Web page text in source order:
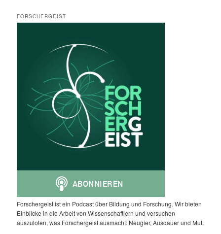
FORSCHERGEIST
Forschergeist ist ein Podcast über Bildung und Forschung. Wir bieten
Einblicke in die Arbeit von Wissenschaftlern und versuchen
auszuloten, was Forschergeist ausmacht: Neugier, Ausdauer und Mut.